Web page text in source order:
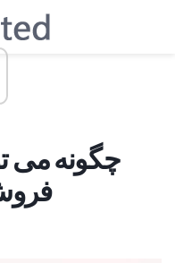
چگونه می